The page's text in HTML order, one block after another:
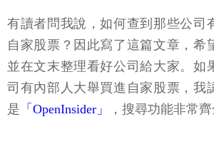
有讀者問我說，如何查到那些公司
自家股票？因此寫了這篇文章，希
並在文末整理看好公司給大家。如
司有內部人大舉買進自家股票，我
是 「OpenInsider」 ，搜尋功能非常